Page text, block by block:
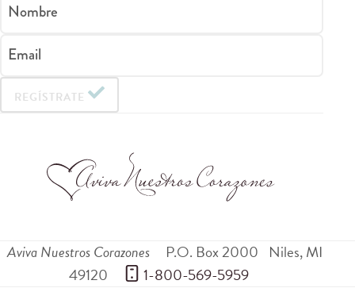
Nombre
Email
REGÍSTRATE
Aviva Nuestros Corazones P.O. Box 2000 Niles,MI
49120
1-800-569-5959